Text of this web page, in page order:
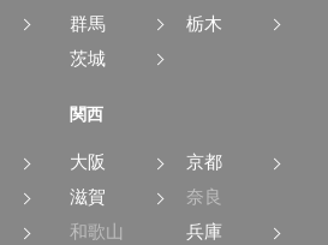
群馬
栃木
茨城
関西
大阪
京都
滋賀
奈良
和歌山
兵庫